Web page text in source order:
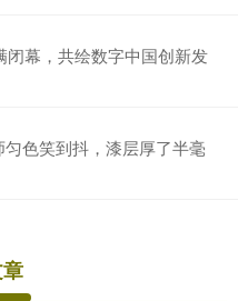
幕，共绘数字中国创新发
色笑到抖，漆层厚了半毫